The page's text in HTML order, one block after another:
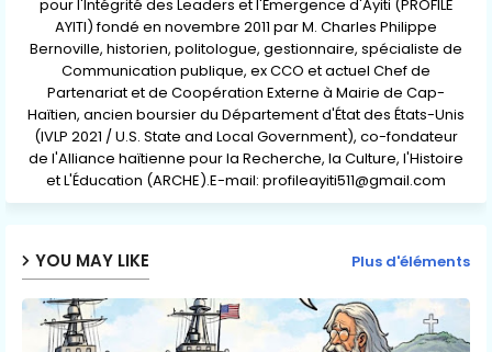
pour l'Intégrité des Leaders et l'Émergence d'Ayiti (PROFILE
AYITI) fondé en novembre 2011 par M. Charles Philippe
Bernoville, historien, politologue, gestionnaire, spécialiste de
Communication publique, ex CCO et actuel Chef de
Partenariat et de Coopération Externe à Mairie de Cap-
Haïtien, ancien boursier du Département d'État des États-Unis
(IVLP 2021 / U.S. State and Local Government), co-fondateur
de l'Alliance haïtienne pour la Recherche, la Culture, l'Histoire
et L'Éducation (ARCHE).E-mail: profileayiti511@gmail.com
YOU MAY LIKE Plus d'éléments